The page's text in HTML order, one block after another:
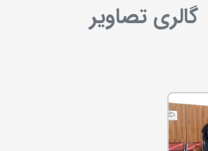
گالری تصاویر